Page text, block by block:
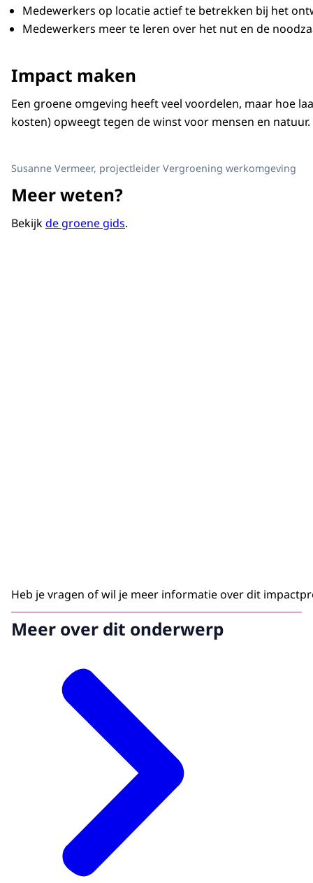
Medewerkers op locatie actief te betrekken bij het
Medewerkers meer te leren over het nut en de
Impact maken
Een groene omgeving heeft veel voordelen, maar hoe
kosten) opweegt tegen de winst voor mensen en natuur.
Susanne Vermeer, projectleider Vergroening werkomgeving
Meer weten?
Bekijkde groene gids.
Heb je vragen of wil je meer informatie over dit
Meer over dit onderwerp